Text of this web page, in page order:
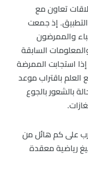
تعاون مع
التطبيق. إذ جمعت
والممرضون
السابقة
استجابت الممرضة
باقتراب موعد
بالشعور بالجوع
على كم هائل من
رياضية معقدة